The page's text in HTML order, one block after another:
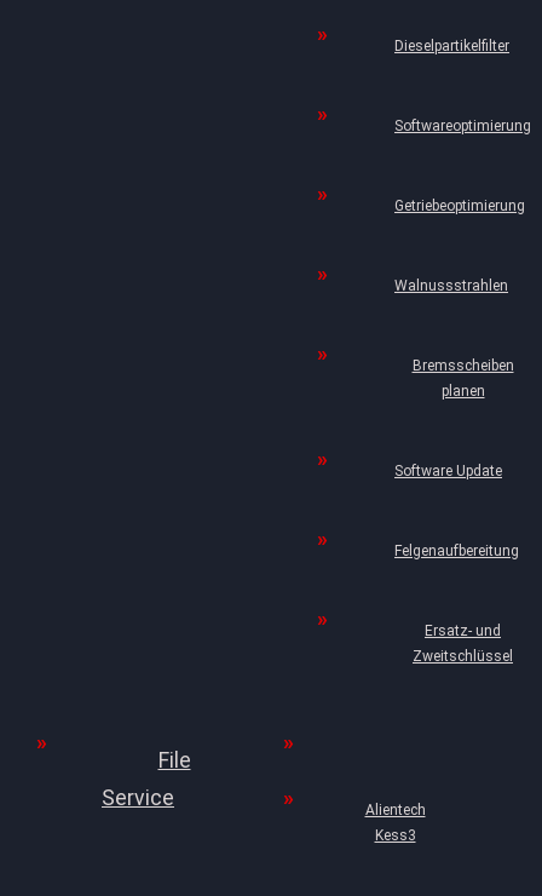
Dieselpartikelfilter
Softwareoptimierung
Getriebeoptimierung
Walnussstrahlen
Bremsscheiben
planen
Software Update
Felgenaufbereitung
Ersatz- und
Zweitschlüssel
File
Service
Alientech
Kess3